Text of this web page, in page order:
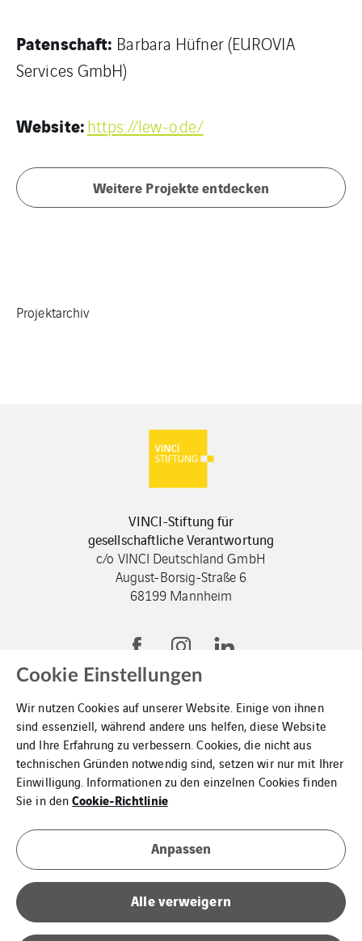
Patenschaft: Barbara Hüfner (EUROVIA
Services GmbH)
Website:https://lew-o.de/
Weitere Projekte entdecken
Projektarchiv
VINCI-Stiftung für
gesellschaftliche Verantwortung
c/o VINCI Deutschland GmbH
August-Borsig-Straße 6
68199 Mannheim
VINCI-Gruppe
Kontakt
Datenschutz
Impressum
Cookies
Ethik und Menschenrechte bei VINCI Energies in
Cookie Einstellungen
Wir nutzen Cookies auf unserer Website. Einige von ihnen
sind essenziell, während andere uns helfen, diese Website
und Ihre Erfahrung zu verbessern. Cookies, die nicht aus
technischen Gründen notwendig sind, setzen wir nur mit Ihrer
Einwilligung. Informationen zu den einzelnen Cookies finden
Sie in denCookie-Richtlinie
Anpassen
Alle verweigern